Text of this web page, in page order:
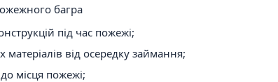
багра
під час пожежі;
матеріалів від осередку займання;
місця пожежі;